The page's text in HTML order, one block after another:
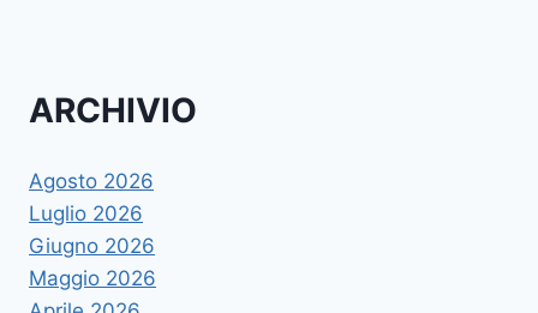
ARCHIVIO
Agosto 2026
Luglio 2026
Giugno 2026
Maggio 2026